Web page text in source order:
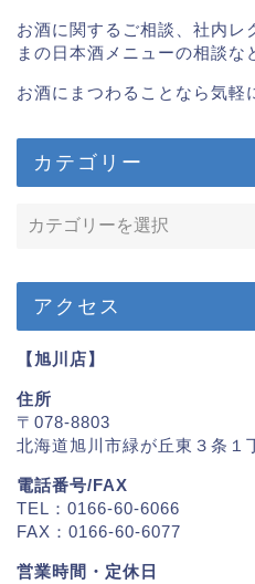
お酒に関するご相談、社内レ
まの日本酒メニューの相談な
お酒にまつわることなら気軽
カテゴリー
アクセス
【旭川店】
住所
〒078-8803
北海道旭川市緑が丘東３条１
電話番号/FAX
TEL：0166-60-6066
FAX：0166-60-6077
営業時間・定休日